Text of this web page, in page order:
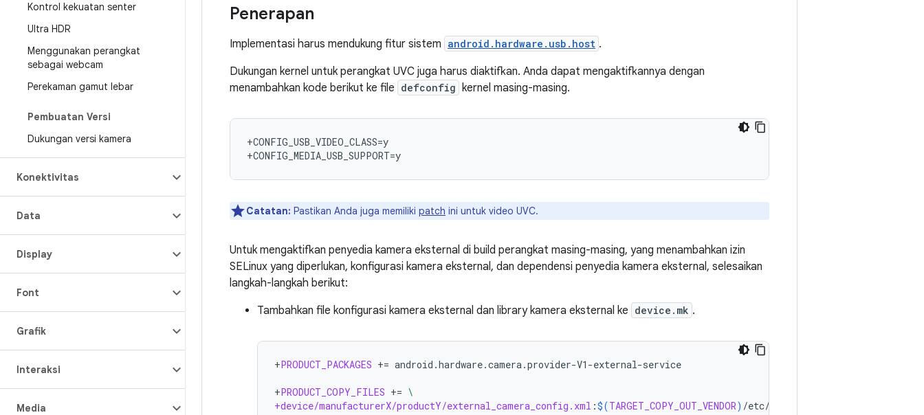
Kontrol kekuatan senter
Ultra HDR
Menggunakan perangkat
sebagai webcam
Perekaman gamut lebar
Pembuatan Versi
Dukungan versi kamera
Konektivitas
Data
Display
Font
Grafik
Interaksi
Media
Penerapan
Implementasi harus mendukung fitur sistem android.hardware.usb.host .
Dukungan kernel untuk perangkat UVC juga harus diaktifkan. Anda dapat mengaktifkannya dengan
menambahkan kode berikut ke file defconfig kernel masing-masing.
+CONFIG_USB_VIDEO_CLASS=y
Catatan: Pastikan Anda juga memiliki patch ini untuk video UVC.
Untuk mengaktifkan penyedia kamera eksternal di build perangkat masing-masing, yang menambahkan izin
SELinux yang diperlukan, konfigurasi kamera eksternal, dan dependensi penyedia kamera eksternal, selesaikan
langkah-langkah berikut:
Tambahkan file konfigurasi kamera eksternal dan library kamera eksternal ke device.mk .
+PRODUCT_PACKAGES += android.hardware.camera.provider-V1-external-service
+PRODUCT_COPY_FILES += \
+device/manufacturerX/productY/external_camera_config.xml :$(TARGET_COPY_OUT_VENDOR) /etc/